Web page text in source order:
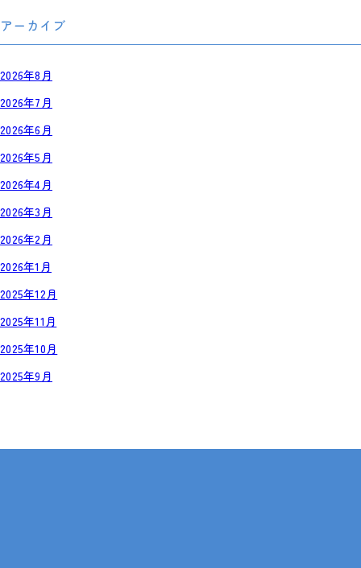
アーカイブ
2026年8月
2026年7月
2026年6月
2026年5月
2026年4月
2026年3月
2026年2月
2026年1月
2025年12月
2025年11月
2025年10月
2025年9月